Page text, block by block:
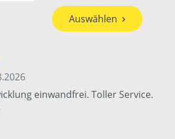
Auswählen
einwandfrei. Toller Service.